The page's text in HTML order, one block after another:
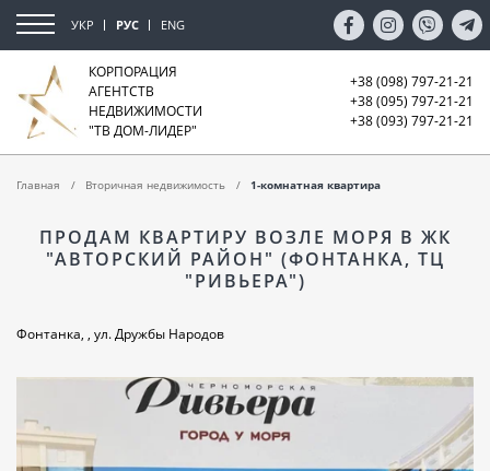
УКР РУС ENG
КОРПОРАЦИЯ
АГЕНТСТВ
НЕДВИЖИМОСТИ
"ТВ ДОМ-ЛИДЕР"
+38 (098) 797-21-21
+38 (095) 797-21-21
+38 (093) 797-21-21
Главная Вторичная недвижимость 1-комнатная квартира
ПРОДАМ КВАРТИРУ ВОЗЛЕ МОРЯ В ЖК
"АВТОРСКИЙ РАЙОН" (ФОНТАНКА, ТЦ
"РИВЬЕРА")
Фонтанка, , ул. Дружбы Народов